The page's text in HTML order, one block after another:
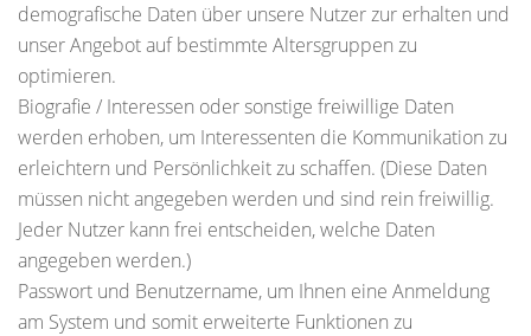
demografische Daten über unsere Nutzer zur erhalten und
unser Angebot auf bestimmte Altersgruppen zu
optimieren.
Biografie / Interessen oder sonstige freiwillige Daten
werden erhoben, um Interessenten die Kommunikation zu
erleichtern und Persönlichkeit zu schaffen. (Diese Daten
müssen nicht angegeben werden und sind rein freiwillig.
Jeder Nutzer kann frei entscheiden, welche Daten
angegeben werden.)
Passwort und Benutzername, um Ihnen eine Anmeldung
am System und somit erweiterte Funktionen zu